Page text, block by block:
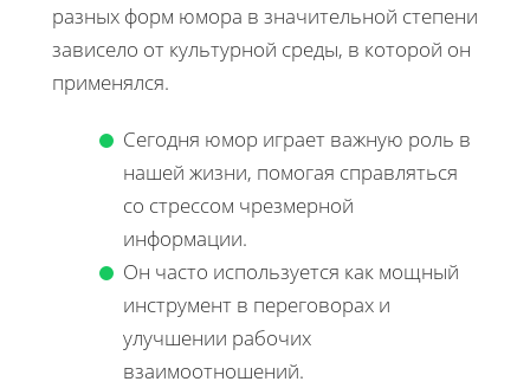
разных форм юмора в значительной степени
зависело от культурной среды, в которой он
применялся.
Сегодня юмор играет важную роль в
нашей жизни, помогая справляться
со стрессом чрезмерной
информации.
Он часто используется как мощный
инструмент в переговорах и
улучшении рабочих
взаимоотношений.